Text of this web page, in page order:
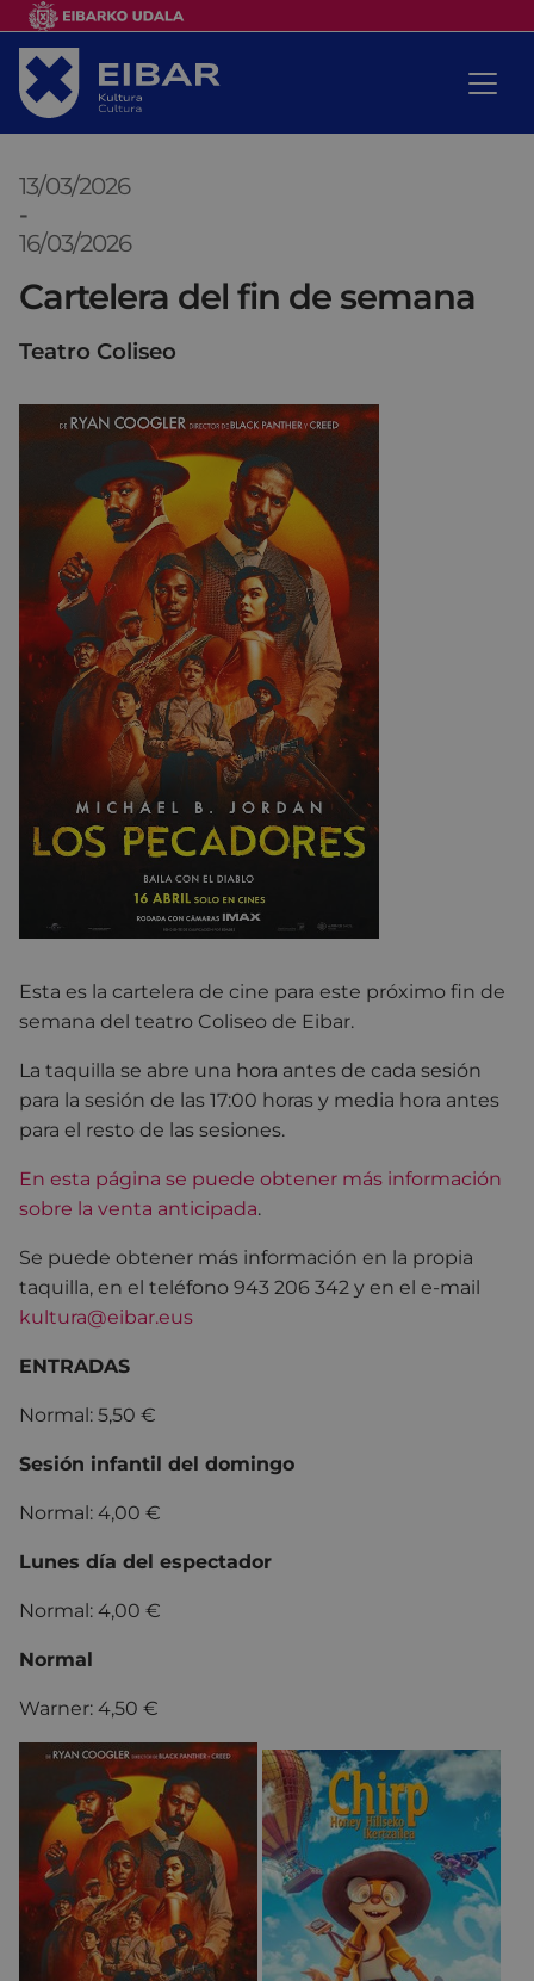
13/03/2026
-
16/03/2026
Cartelera del fin de semana
Teatro Coliseo
Esta es la cartelera de cine para este próximo fin de
semana del teatro Coliseo de Eibar.
La taquilla se abre una hora antes de cada sesión
para la sesión de las 17:00 horas y media hora antes
para el resto de las sesiones.
En esta página se puede obtener más información
sobre la venta anticipada.
Se puede obtener más información en la propia
taquilla, en el teléfono 943 206 342 y en el e-mail
kultura@eibar.eus
ENTRADAS
Normal: 5,50 €
Sesión infantil del domingo
Normal: 4,00 €
Lunes día del espectador
Normal: 4,00 €
Normal
Warner: 4,50 €